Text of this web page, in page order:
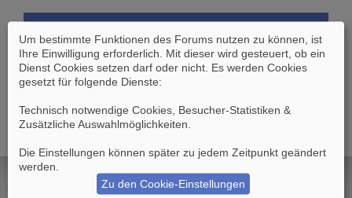
Ich habe mein Passwort vergessen
Zurück zur vorherigen Seite
Um bestimmte Funktionen des Forums nutzen zu können, ist
Ihre Einwilligung erforderlich. Mit dieser wird gesteuert, ob ein
Dienst Cookies setzen darf oder nicht. Es werden Cookies
gesetzt für folgende Dienste:
Technisch notwendige Cookies, Besucher-Statistiken &
Zusätzliche Auswahlmöglichkeiten
Die Einstellungen können später zu jedem Zeitpunkt geändert
werden.
Zu den Cookie-Einstellungen